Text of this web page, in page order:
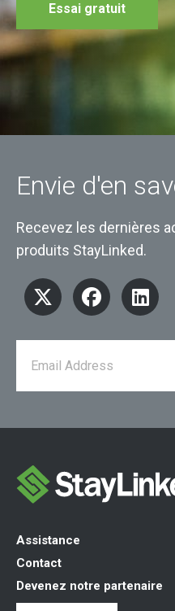
Essai gratuit
Envie d'en
Recevez les dernières
produits StayLinked.
Assistance
Contact
Devenez notre partenaire